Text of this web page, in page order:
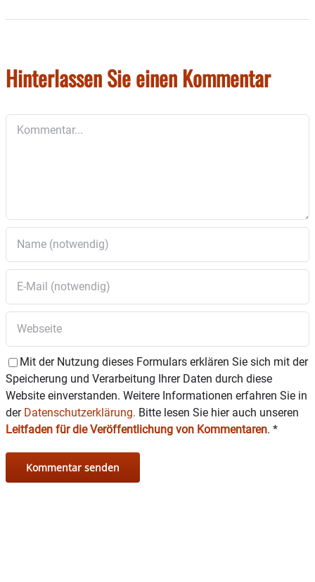
Hinterlassen Sie einen Kommentar
Mit der Nutzung dieses Formulars erklären Sie sich mit der
Speicherung und Verarbeitung Ihrer Daten durch diese
Website einverstanden. Weitere Informationen erfahren Sie in
der Datenschutzerklärung. Bitte lesen Sie hier auch unseren
Leitfaden für die Veröffentlichung von Kommentaren. *